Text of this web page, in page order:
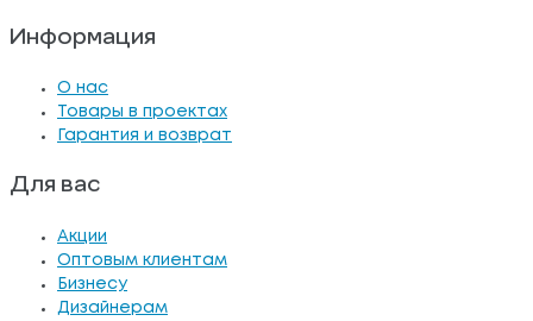
Информация
О нас
Товары в проектах
Гарантия и возврат
Для вас
Акции
Оптовым клиентам
Бизнесу
Дизайнерам